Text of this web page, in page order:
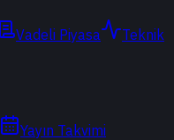
Vadeli Piyasa
Teknik
Yayın Takvimi